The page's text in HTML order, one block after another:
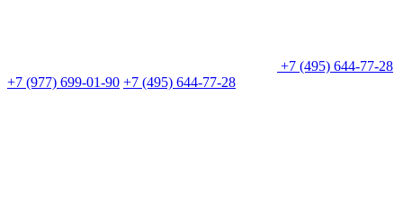
+7 (495) 644-77-28
+7 (977) 699-01-90 +7 (495) 644-77-28